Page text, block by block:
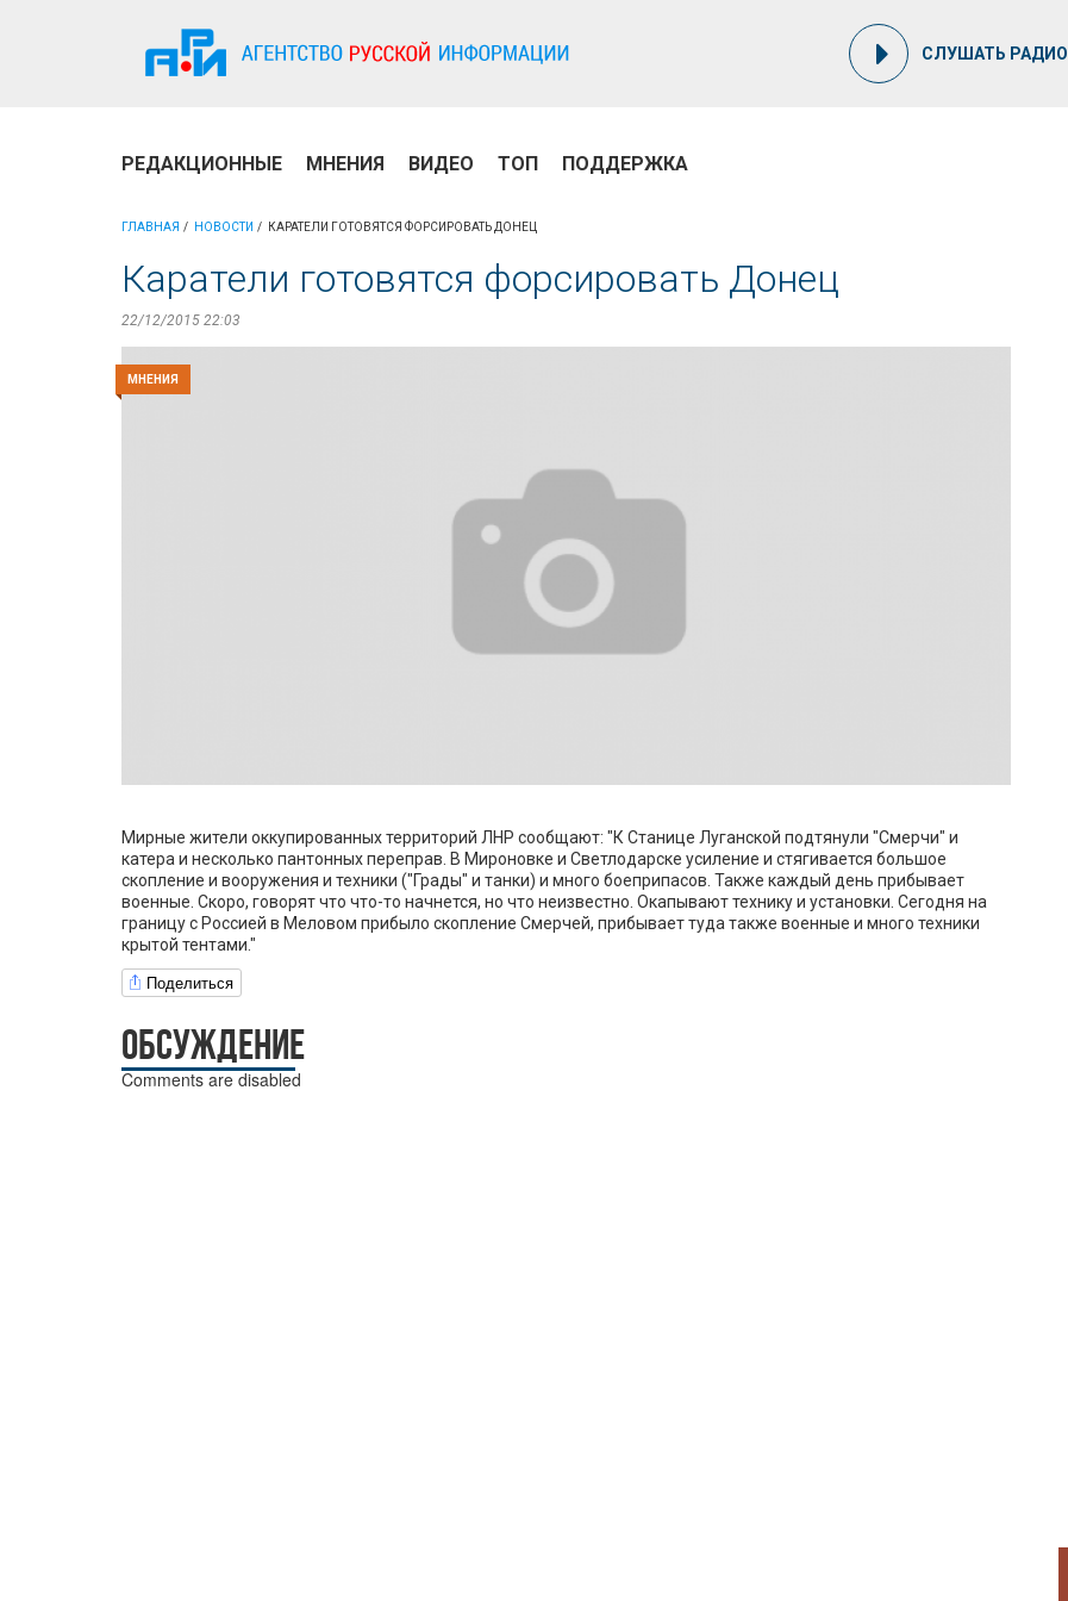
СЛУШАТЬ РАДИО
РЕДАКЦИОННЫЕ МНЕНИЯ ВИДЕО ТОП ПОДДЕРЖКА
ГЛАВНАЯ НОВОСТИ КАРАТЕЛИ ГОТОВЯТСЯ ФОРСИРОВАТЬ ДОНЕЦ
Каратели готовятся форсировать Донец
22/12/2015 22:03
МНЕНИЯ
Мирные жители оккупированных территорий ЛНР сообщают: "К Станице Луганской подтянули "Смерчи" и
катера и несколько пантонных переправ. В Мироновке и Светлодарске усиление и стягивается большое
скопление и вооружения и техники ("Грады" и танки) и много боеприпасов. Также каждый день прибывает
военные. Скоро, говорят что что-то начнется, но что неизвестно. Окапывают технику и установки. Сегодня на
границу с Россией в Меловом прибыло скопление Смерчей, прибывает туда также военные и много техники
крытой тентами."
Поделиться
ОБСУЖДЕНИЕ
Comments are disabled